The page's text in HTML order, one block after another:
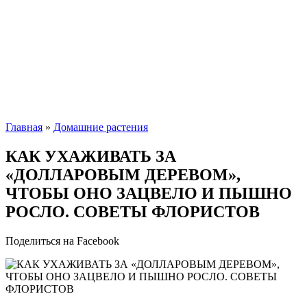
Главная » Домашние растения
КАК УХАЖИВАТЬ ЗА
«ДОЛЛАРОВЫМ ДЕРЕВОМ»,
ЧТОБЫ ОНО ЗАЦВЕЛО И ПЫШНО
РОСЛО. СОВЕТЫ ФЛОРИСТОВ
Поделиться на Facebook